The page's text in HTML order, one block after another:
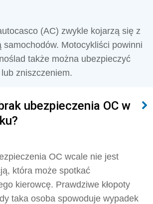
(AC) zwykle kojarzą się z
samochodów. Motocykliści powinni
także można ubezpieczyć
zniszczeniem.
ubezpieczenia OC w
OC wcale nie jest
która może spotkać
kierowcę. Prawdziwe kłopoty
taka osoba spowoduje wypadek